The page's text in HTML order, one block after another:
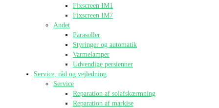
Fixscreen IM1
Fixscreen IM7
Andet
Parasoller
Styringer og automatik
Varmelamper
Udvendige persienner
Service, råd og vejledning
Service
Reparation af solafskærmning
Reparation af markise